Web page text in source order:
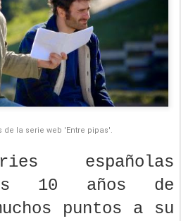
de la serie web 'Entre pipas'.
españolas
10 años de
puntos a su